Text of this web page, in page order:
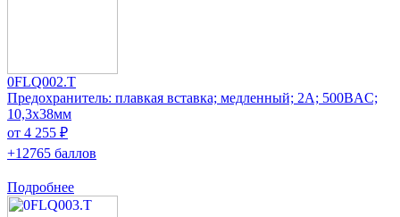
0FLQ002.T
Предохранитель: плавкая вставка; медленный; 2А; 500ВAC;
10,3x38мм
от 4 255 ₽
+12765 баллов
Подробнее